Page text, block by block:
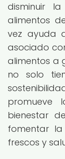
disminuir
alimentos
vez ayuda
asociado
alimentos a
no solo
promueve
bienestar
fomentar
frescos y